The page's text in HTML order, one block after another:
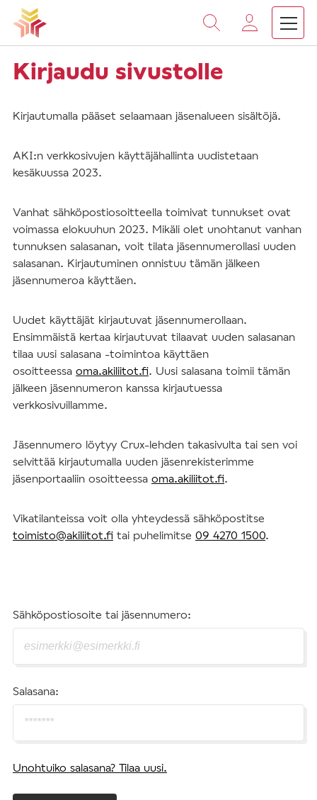
Vieritä
sisältöön
Kirjaudu sivustolle
Kirjautumalla pääset selaamaan jäsenalueen sisältöjä.
AKI:n verkkosivujen käyttäjähallinta uudistetaan
kesäkuussa 2023.
Vanhat sähköpostiosoitteella toimivat tunnukset ovat
voimassa elokuuhun 2023. Mikäli olet unohtanut vanhan
tunnuksen salasanan, voit tilata jäsennumerollasi uuden
salasanan. Kirjautuminen onnistuu tämän jälkeen
jäsennumeroa käyttäen.
Uudet käyttäjät kirjautuvat jäsennumerollaan.
Ensimmäistä kertaa kirjautuvat tilaavat uuden salasanan
tilaa uusi salasana -toimintoa käyttäen
osoitteessa oma.akiliitot.fi. Uusi salasana toimii tämän
jälkeen jäsennumeron kanssa kirjautuessa
verkkosivuillamme.
Jäsennumero löytyy Crux-lehden takasivulta tai sen voi
selvittää kirjautumalla uuden jäsenrekisterimme
jäsenportaaliin osoitteessa oma.akiliitot.fi.
Vikatilanteissa voit olla yhteydessä sähköpostitse
toimisto@akiliitot.fi tai puhelimitse 09 4270 1500.
Sähköpostiosoite tai jäsennumero:
Salasana:
Unohtuiko salasana? Tilaa uusi.